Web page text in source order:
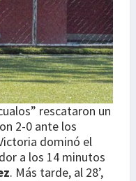
rescataron un
2-0 ante los
dominó el
a los 14 minutos
. Más tarde, al 28’,